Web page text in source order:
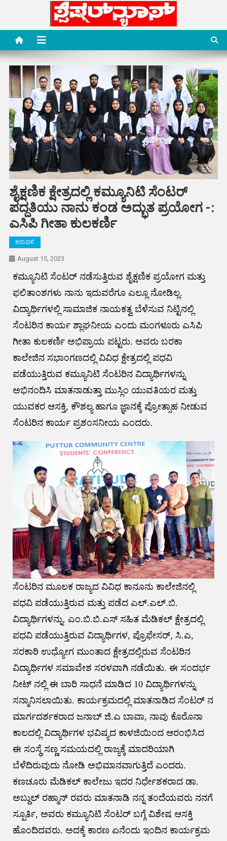
content
Special News Media
Special News Media
ಶೈಕ್ಷಣಿಕ ಕ್ಷೇತ್ರದಲ್ಲಿ ಕಮ್ಯೂನಿಟಿ ಸೆಂಟರ್
ಪದ್ದತಿಯು ನಾನು ಕಂಡ ಅದ್ಭುತ ಪ್ರಯೋಗ -:
ಎಸಿಪಿ ಗೀತಾ ಕುಲಕರ್ಣಿ
ಕರಾವಳಿ
August 15, 2023
ಕಮ್ಯೂನಿಟಿ ಸೆಂಟರ್ ನಡೆಸುತ್ತಿರುವ ಶೈಕ್ಷಣಿಕ ಪ್ರಯೋಗ ಮತ್ತು
ಫಲಿತಾಂಶಗಳು ನಾನು ಇದುವರೆಗೂ ಎಲ್ಲೂ ನೋಡಿಲ್ಲ.
ವಿದ್ಯಾರ್ಥಿಗಳಲ್ಲಿ ಸಾಮಾಜಿಕ ನಾಯಕತ್ವ ಬೆಳೆಸುವ ನಿಟ್ಟಿನಲ್ಲಿ
ಸೆಂಟರಿನ ಕಾರ್ಯ ಶ್ಲಾಘನೀಯ ಎಂದು ಮಂಗಳೂರು ಎಸಿಪಿ
ಗೀತಾ ಕುಲಕರ್ಣಿ ಅಭಿಪ್ರಾಯ ಪಟ್ಟರು. ಅವರು ಬರಕಾ
ಕಾಲೇಜಿನ ಸಭಾಂಗಣದಲ್ಲಿ ವಿವಿಧ ಕ್ಷೇತ್ರದಲ್ಲಿ ಪಧವಿ
ಪಡೆಯುತ್ತಿರುವ ಕಮ್ಯೂನಿಟಿ ಸೆಂಟರಿನ ವಿದ್ಯಾರ್ಥಿಗಳನ್ನು
ಅಭಿನಂದಿಸಿ ಮಾತನಾಡುತ್ತಾ ಮುಸ್ಲಿಂ ಯುವತಿಯರ ಮತ್ತು
ಯುವಕರ ಆಸಕ್ತಿ, ಕೌಶಲ್ಯ ಹಾಗೂ ಜ್ಞಾನಕ್ಕೆ ಪ್ರೋತ್ಸಾಹ ನೀಡುವ
ಸೆಂಟರಿನ ಕಾರ್ಯ ಪ್ರಶಂಸನೀಯ ಎಂದರು.
ಸೆಂಟರಿನ ಮೂಲಕ ರಾಜ್ಯದ ವಿವಿಧ ಕಾನೂನು ಕಾಲೇಜಿನಲ್ಲಿ
ಪಧವಿ ಪಡೆಯುತ್ತಿರುವ ಮತ್ತು ಪಡೆದ ಎಲ್.ಎಲ್.ಬಿ.
ವಿದ್ಯಾರ್ಥಿಗಳನ್ನು. ಎಂ.ಬಿ.ಬಿ.ಎಸ್ ಸಹಿತ ಮೆಡಿಕಲ್ ಕ್ಷೇತ್ರದಲ್ಲಿ
ಪಧವಿ ಪಡೆಯುತ್ತಿರುವ ವಿದ್ಯಾರ್ಥಿಗಳ, ಪ್ರೊಫೇಸರ್, ಸಿ.ಎ,
ಸರಕಾರಿ ಉಧ್ಯೋಗ ಮುಂತಾದ ಕ್ಷೇತ್ರದಲ್ಲಿರುವ ಸೆಂಟರಿನ
ವಿದ್ಯಾರ್ಥಿಗಳ ಸಮಾವೇಶ ಸರಳವಾಗಿ ನಡೆಯಿತು. ಈ ಸಂದರ್ಭ
ನೀಟ್ ನಲ್ಲಿ ಈ ಬಾರಿ ಸಾಧನೆ ಮಾಡಿದ 10 ವಿದ್ಯಾರ್ಥಿಗಳನ್ನು
ಸನ್ಮಾನಿಸಲಾಯಿತು. ಕಾರ್ಯಕ್ರಮದಲ್ಲಿ ಮಾತನಾಡಿದ ಸೆಂಟರ್ ನ
ಮಾರ್ಗದರ್ಶಕರಾದ ಜನಾಬ್ ಜಿ.ಎ ಬಾವಾ, ನಾವು ಕೊರೊನಾ
ಕಾಲದಲ್ಲಿ ವಿದ್ಯಾರ್ಥಿಗಳ ಭವಿಷ್ಯದ ಕಾಳಜಿಯಿಂದ ಆರಂಭಿಸಿದ
ಈ ಸಂಸ್ಥೆ ಸಣ್ಣ ಸಮಯದಲ್ಲಿ ರಾಜ್ಯಕ್ಕೆ ಮಾದರಿಯಾಗಿ
ಬೆಳೆದಿರುವುದು ನೋಡಿ ಅಭಿಮಾನವಾಗುತ್ತಿದೆ ಎಂದರು.
ಕಣಚೂರು ಮೆಡಿಕಲ್ ಕಾಲೇಜು ಇದರ ನಿರ್ಧೇಶಕರಾದ ಡಾ.
ಅಬ್ದುಲ್ ರಹ್ಮಾನ್ ರವರು ಮಾತನಾಡಿ ನನ್ನ ತಂದೆಯವರು ನನಗೆ
ಸ್ಪೂರ್ತಿ, ಅವರು ಕಮ್ಯೂನಿಟಿ ಸೆಂಟರ್ ಬಗ್ಗೆ ವಿಶೇಷ ಆಸಕ್ತಿ
ಹೊಂದಿದವರು. ಅದಕ್ಕೆ ಕಾರಣ ಏನೆಂದು ಇಂದಿನ ಕಾರ್ಯಕ್ರಮ